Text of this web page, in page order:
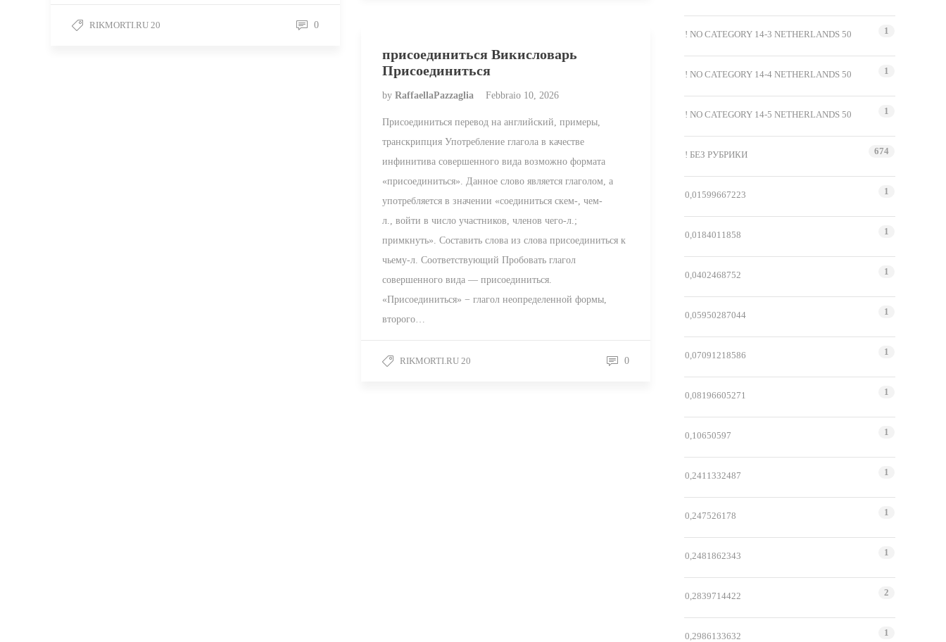
RIKMORTI.RU 20 0
присоединиться Викисловарь
Присоединиться
by RaffaellaPazzaglia Febbraio 10, 2026
Присоединиться перевод на английский, примеры,
транскрипция Употребление глагола в качестве
инфинитива совершенного вида возможно формата
«присоединиться». Данное слово является глаголом, а
употребляется в значении «соединиться скем-, чем-
л., войти в число участников, членов чего-л.;
примкнуть». Составить слова из слова присоединиться к
чьему-л. Соответствующий Пробовать глагол
совершенного вида — присоединиться.
«Присоединиться» − глагол неопределенной формы,
второго…
RIKMORTI.RU 20 0
! NO CATEGORY 14-3 NETHERLANDS 50 1
! NO CATEGORY 14-4 NETHERLANDS 50 1
! NO CATEGORY 14-5 NETHERLANDS 50 1
! БЕЗ РУБРИКИ 674
0,01599667223 1
0,0184011858 1
0,0402468752 1
0,05950287044 1
0,07091218586 1
0,08196605271 1
0,10650597 1
0,2411332487 1
0,247526178 1
0,2481862343 1
0,2839714422 2
0,2986133632 1